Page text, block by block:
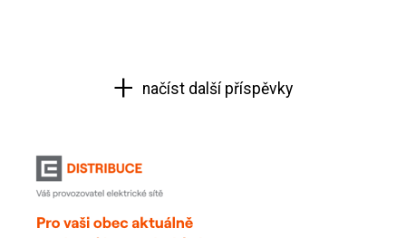
načíst další příspěvky